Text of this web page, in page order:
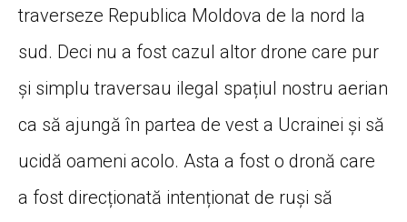
traverseze Republica Moldova de la nord la
sud. Deci nu a fost cazul altor drone care pur
și simplu traversau ilegal spațiul nostru aerian
ca să ajungă în partea de vest a Ucrainei și să
ucidă oameni acolo. Asta a fost o dronă care
a fost direcționată intenționat de ruși să